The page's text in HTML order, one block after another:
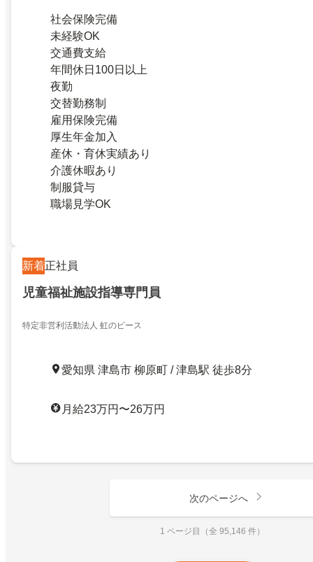
社会保険完備
未経験OK
交通費支給
年間休日100日以上
夜勤
交替勤務制
雇用保険完備
厚生年金加入
産休・育休実績あり
介護休暇あり
制服貸与
職場見学OK
新着正社員
児童福祉施設指導専門員
特定非営利活動法人 虹のピース
愛知県 津島市 柳原町 / 津島駅 徒歩8分
月給23万円〜26万円
次のページへ
1 ページ目（全 95,146 件）